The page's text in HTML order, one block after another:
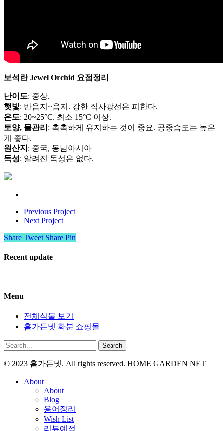
보석란 Jewel Orchid 요점정리
난이도: 중상.
햇빛: 반음지~음지. 강한 직사광선은 피한다.
온도: 20~25°C. 최소 15°C 이상.
토양, 물관리 : 촉촉하게 유지하는 것이 중요. 공중습도는 높은
게 좋다.
원산지 : 중국, 동남아시아
독성: 알려진 독성은 없다.
Previous Project
Next Project
Share Tweet Share Pin
Recent update
Menu
전체식물 보기
홈가든넷 화분 쇼핑몰
Search
© 2023 홈가든넷. All rights reserved. HOME GARDEN NET
About
About
Blog
용어정리
Wish List
리뷰예정